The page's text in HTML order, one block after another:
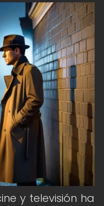
y televisión ha